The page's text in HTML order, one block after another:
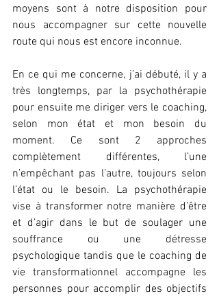
moyens sont à notre disposition pour
nous accompagner sur cette nouvelle
route qui nous est encore inconnue.
En ce qui me concerne, j’ai débuté, il y a
très longtemps, par la psychothérapie
pour ensuite me diriger vers le coaching,
selon mon état et mon besoin du
moment. Ce sont 2 approches
complètement différentes, l’une
n’empêchant pas l’autre, toujours selon
l’état ou le besoin. La psychothérapie
vise à transformer notre manière d’être
et d’agir dans le but de soulager une
souffrance ou une détresse
psychologique tandis que le coaching de
vie transformationnel accompagne les
personnes pour accomplir des objectifs